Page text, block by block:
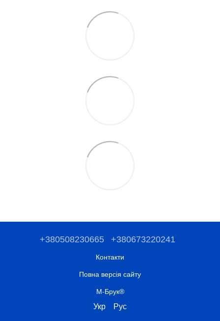
+380508230665 +380673220241
Контакти
Повна версія сайту
М-Брук®
Укр Рус